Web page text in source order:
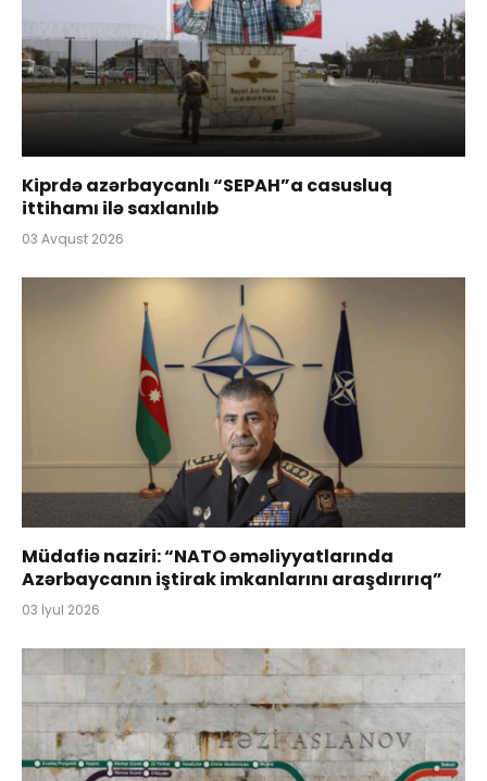
Kiprdə azərbaycanlı “SEPAH”a casusluq
ittihamı ilə saxlanılıb
03 Avqust 2026
Müdafiə naziri: “NATO əməliyyatlarında
Azərbaycanın iştirak imkanlarını araşdırırıq”
03 İyul 2026